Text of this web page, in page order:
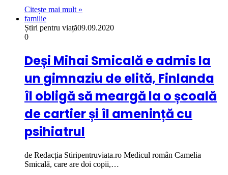
Citește mai mult »
familie
Știri pentru viață09.09.2020
0
Deși Mihai Smicală e admis la
un gimnaziu de elită, Finlanda
îl obligă să meargă la o școală
de cartier și îl amenință cu
psihiatrul
de Redacția Stiripentruviata.ro Medicul român Camelia
Smicală, care are doi copii,…